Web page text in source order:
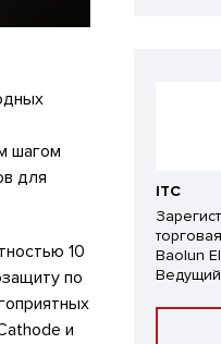
шагом
для
10
по
и
ITC
Baolun
Ведущий